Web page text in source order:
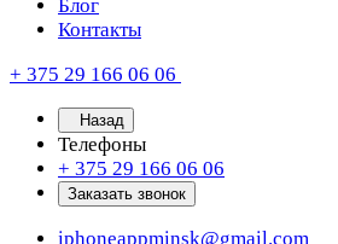
Блог
Контакты
+ 375 29 166 06 06
Назад
Телефоны
+ 375 29 166 06 06
Заказать звонок
iphoneappminsk@gmail.com